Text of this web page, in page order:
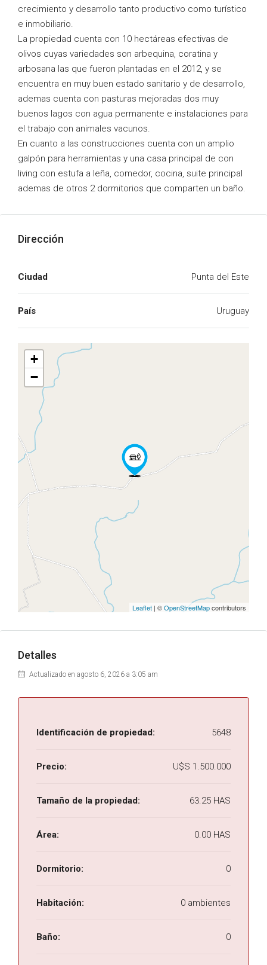
crecimiento y desarrollo tanto productivo como turístico
e inmobiliario.
La propiedad cuenta con 10 hectáreas efectivas de
olivos cuyas variedades son arbequina, coratina y
arbosana las que fueron plantadas en el 2012, y se
encuentra en muy buen estado sanitario y de desarrollo,
ademas cuenta con pasturas mejoradas dos muy
buenos lagos con agua permanente e instalaciones para
el trabajo con animales vacunos.
En cuanto a las construcciones cuenta con un amplio
galpón para herramientas y una casa principal de con
living con estufa a leña, comedor, cocina, suite principal
ademas de otros 2 dormitorios que comparten un baño.
Dirección
Ciudad Punta del Este
País Uruguay
+
−
Leaflet | ©OpenStreetMapcontributors
Detalles
Actualizado en agosto 6, 2026 a 3:05 am
Identificación de propiedad: 5648
Precio: U$S 1.500.000
Tamaño de la propiedad: 63.25 HAS
Área: 0.00 HAS
Dormitorio: 0
Habitación: 0 ambientes
Baño: 0